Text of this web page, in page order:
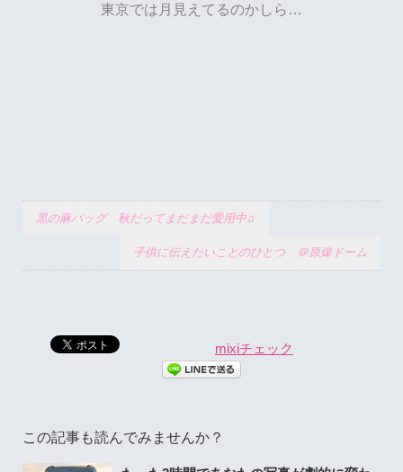
東京では月見えてるのかしら…
黒の麻バッグ 秋だってまだまだ愛用中♫
子供に伝えたいことのひとつ ＠原爆ドーム
mixiチェック
この記事も読んでみませんか？